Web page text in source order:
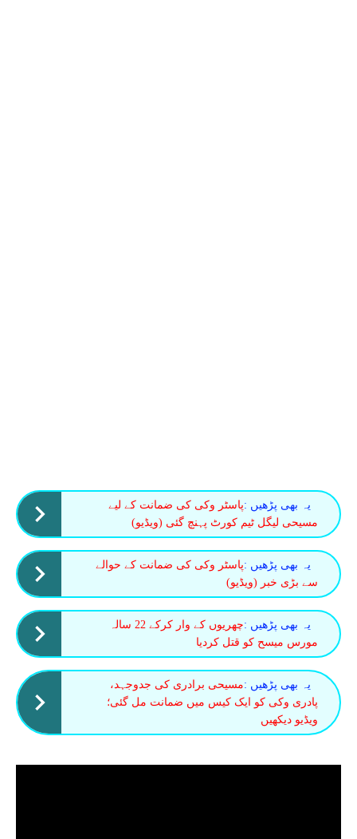
یہ بھی پڑھیں :پاسٹر وکی کی ضمانت کے لیے
مسیحی لیگل ٹیم کورٹ پہنچ گئی (ویڈیو)
یہ بھی پڑھیں :پاسٹر وکی کی ضمانت کے حوالے
سے بڑی خبر (ویڈیو)
یہ بھی پڑھیں :
چھریوں کے وار کرکے 22 سالہ
مورس میسح کو قتل کردیا
یہ بھی پڑھیں :مسیحی برادری کی جدوجہد،
پادری وکی کو ایک کیس میں ضمانت مل گئی؛
ویڈیو دیکھیں